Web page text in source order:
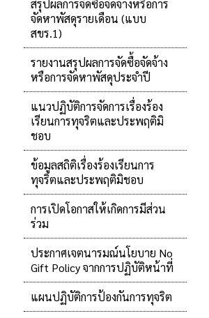
สรุปผลการจัดซื้อจัดจ้างหรือการ
จัดหาพัสดุรายเดือน (แบบ
สขร.1)
รายงานสรุปผลการจัดซื้อจัดจ้าง
หรือการจัดหาพัสดุประจำปี
แนวปฏิบัติการจัดการเรื่องร้อง
เรียนการทุจริตและประพฤติมิ
ชอบ
ข้อมูลสถิติเรื่องร้องเรียนการ
ทุจริตและประพฤติมิชอบ
การเปิดโอกาสให้เกิดการมีส่วน
ร่วม
ประกาศเจตนารมณ์นโยบาย No
Gift Policy จากการปฏิบัติหน้าที่
แผนปฏิบัติการป้องกันการทุจริต